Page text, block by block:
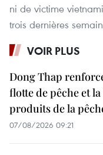
ni de victime
trois dernières
VOIR PLUS
Dong Thap
flotte de pêche et
produits de la
07/08/2026 09:21